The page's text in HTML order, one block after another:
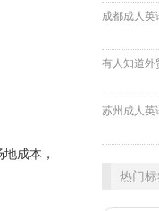
成本，
成都成人英
热门标